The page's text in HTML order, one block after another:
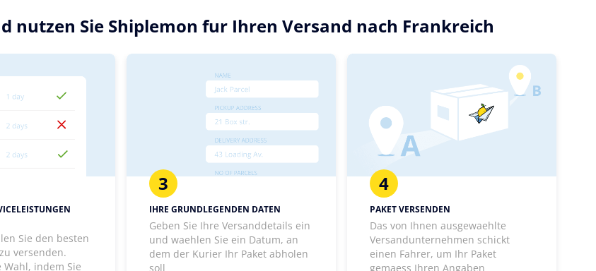
nutzen Sie Shiplemon fur Ihren Versand nach Frankreich
Sie den besten
versenden.
Wahl, indem Sie
3
IHRE GRUNDLEGENDEN DATEN
Geben Sie Ihre Versanddetails ein
und waehlen Sie ein Datum, an
dem der Kurier Ihr Paket abholen
soll
4
PAKET VERSENDEN
Das von Ihnen ausgewaehlte
Versandunternehmen schickt
einen Fahrer, um Ihr Paket
gemaess Ihren Angaben